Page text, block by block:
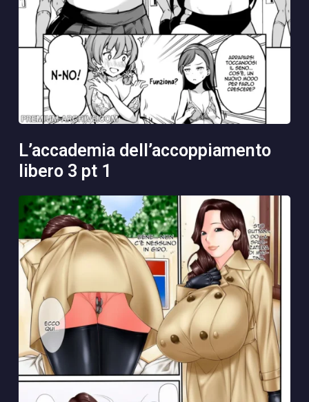
l’accademia dell’accoppiamento
libero 3 pt 1